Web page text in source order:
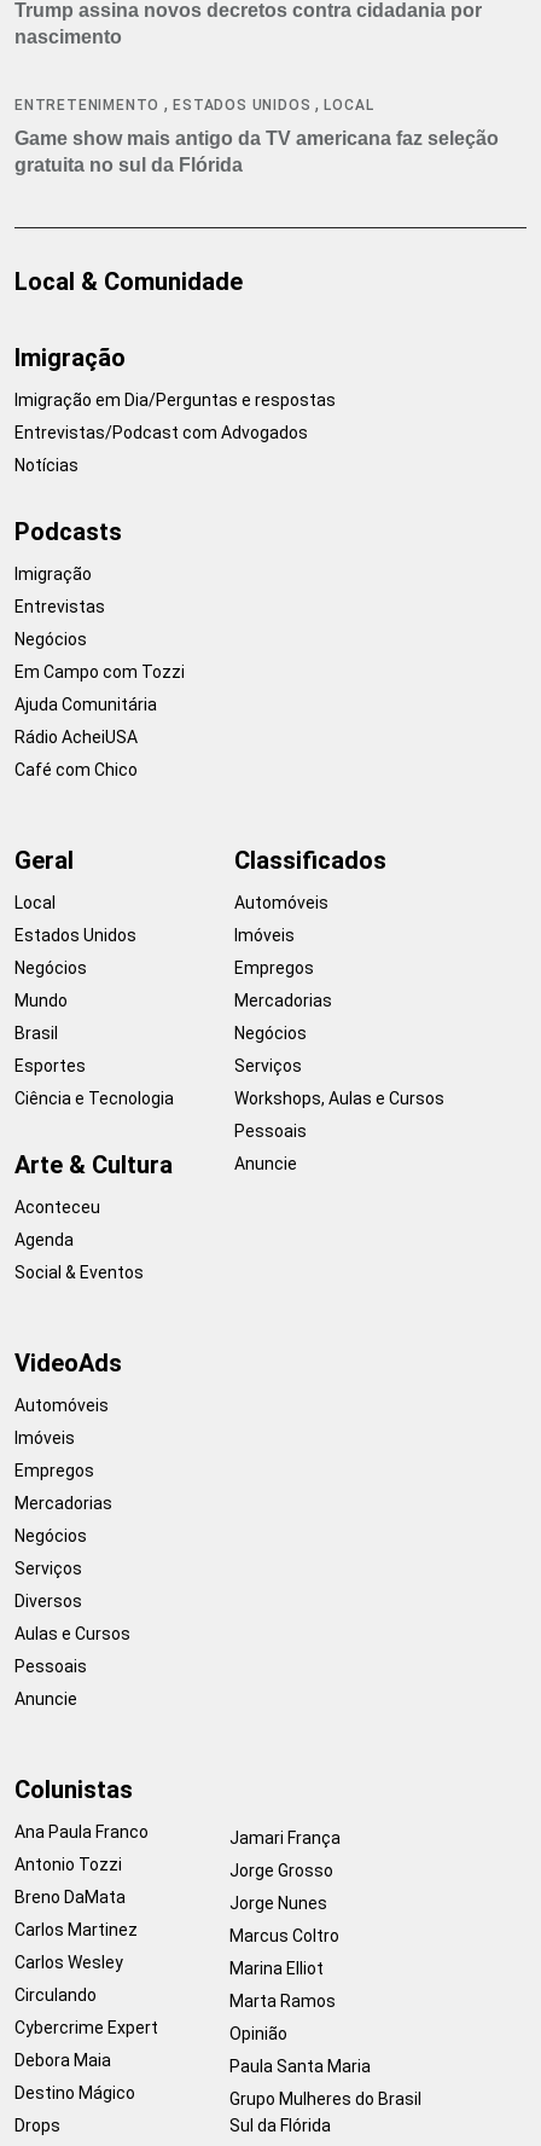
Trump assina novos decretos contra cidadania por
nascimento
ENTRETENIMENTO ,ESTADOS UNIDOS ,LOCAL
Game show mais antigo da TV americana faz seleção
gratuita no sul da Flórida
Local & Comunidade
Imigração
Imigração em Dia/Perguntas e respostas
Entrevistas/Podcast com Advogados
Notícias
Podcasts
Imigração
Entrevistas
Negócios
Em Campo com Tozzi
Ajuda Comunitária
Rádio AcheiUSA
Café com Chico
Geral
Local
Estados Unidos
Negócios
Mundo
Brasil
Esportes
Ciência e Tecnologia
Arte & Cultura
Aconteceu
Agenda
Social & Eventos
Classificados
Automóveis
Imóveis
Empregos
Mercadorias
Negócios
Serviços
Workshops, Aulas e Cursos
Pessoais
Anuncie
VideoAds
Automóveis
Imóveis
Empregos
Mercadorias
Negócios
Serviços
Diversos
Aulas e Cursos
Pessoais
Anuncie
Colunistas
Ana Paula Franco
Antonio Tozzi
Breno DaMata
Carlos Martinez
Carlos Wesley
Circulando
Cybercrime Expert
Debora Maia
Destino Mágico
Drops
Jamari França
Jorge Grosso
Jorge Nunes
Marcus Coltro
Marina Elliot
Marta Ramos
Opinião
Paula Santa Maria
Grupo Mulheres do Brasil
Sul da Flórida